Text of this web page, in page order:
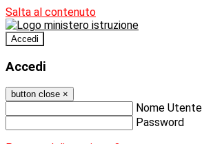
Salta al contenuto
Accedi
Accedi
button close ×
Nome Utente
Password